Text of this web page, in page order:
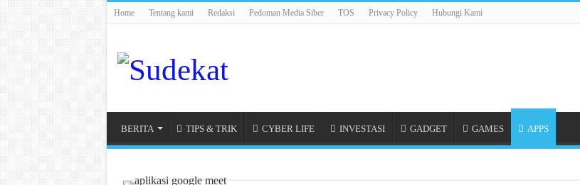
Home Tentang kami Redaksi Pedoman Media Siber TOS Privacy Policy Hubungi Kami
BERITA TIPS & TRIK CYBER LIFE INVESTASI GADGET GAMES APPS